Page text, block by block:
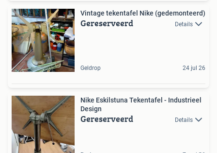
Vintage tekentafel Nike (gedemonteerd)
Gereserveerd Details
Geldrop 24 jul 26
Nike Eskilstuna Tekentafel - Industrieel
Design
Gereserveerd Details